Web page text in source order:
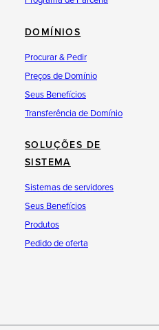
DOMÍNIOS
Procurar & Pedir
Preços de Domínio
Seus Benefícios
Transferência de Domínio
SOLUÇÕES DE
SISTEMA
Sistemas de servidores
Seus Benefícios
Produtos
Pedido de oferta